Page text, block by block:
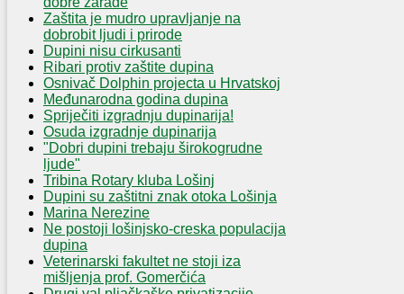
Zaštita je mudro upravljanje na
dobrobit ljudi i prirode
Dupini nisu cirkusanti
Ribari protiv zaštite dupina
Osnivač Dolphin projecta u Hrvatskoj
Međunarodna godina dupina
Spriječiti izgradnju dupinarija!
Osuda izgradnje dupinarija
"Dobri dupini trebaju širokogrudne
ljude"
Tribina Rotary kluba Lošinj
Dupini su zaštitni znak otoka Lošinja
Marina Nerezine
Ne postoji lošinjsko-creska populacija
dupina
Veterinarski fakultet ne stoji iza
mišljenja prof. Gomerčića